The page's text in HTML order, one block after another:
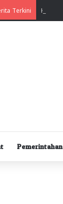
Terkini
Pemerintahan